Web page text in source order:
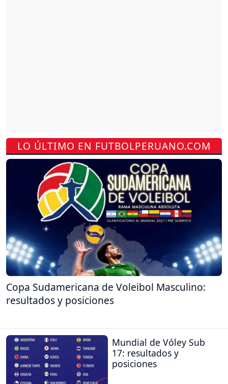
LO ÚLTIMO EN FUTBOLPERUANO.COM
Copa Sudamericana de Voleibol Masculino:
resultados y posiciones
Mundial de Vóley Sub
17: resultados y
posiciones